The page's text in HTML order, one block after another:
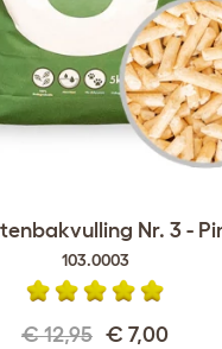
Nr. 3 -
103.0003
€ 12,95 € 7,00